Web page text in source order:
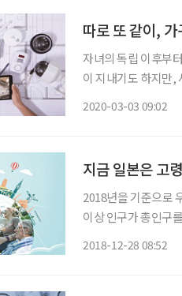
따로 또 같이,
자녀의 독립 이후부
이 지내기도 하지만,
2020-03-03 09:02
지금 일본은 고
2018년을 기준으로
이상 인구가 총인구
2018-12-28 08:52